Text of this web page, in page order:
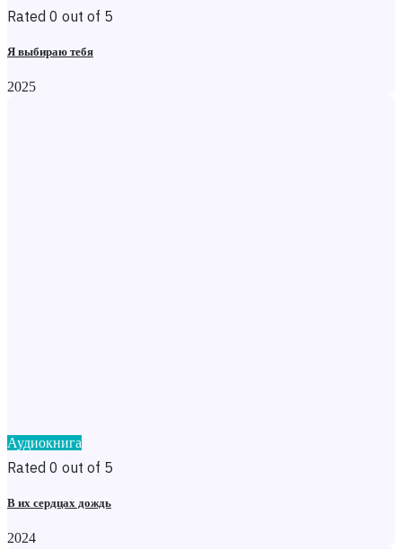
Rated 0 out of 5
Я выбираю тебя
2025
Аудиокнига
Rated 0 out of 5
В их сердцах дождь
2024